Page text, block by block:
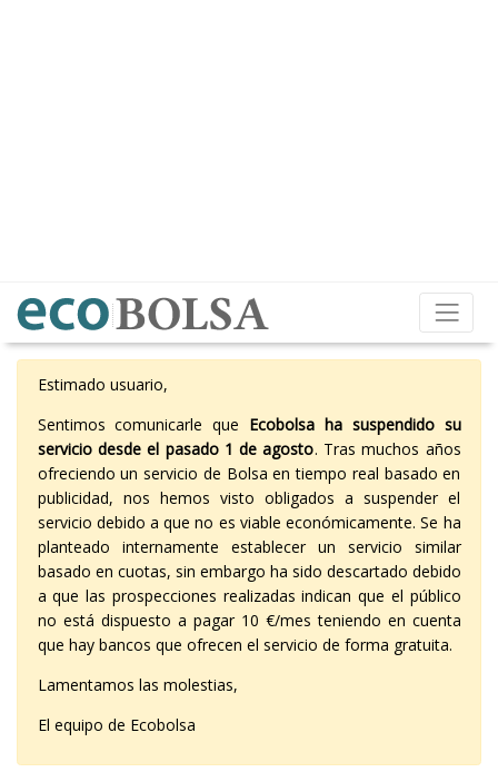
Estimado usuario,
Sentimos comunicarle que Ecobolsa ha suspendido su
servicio desde el pasado 1 de agosto. Tras muchos años
ofreciendo un servicio de Bolsa en tiempo real basado en
publicidad, nos hemos visto obligados a suspender el
servicio debido a que no es viable económicamente. Se ha
planteado internamente establecer un servicio similar
basado en cuotas, sin embargo ha sido descartado debido
a que las prospecciones realizadas indican que el público
no está dispuesto a pagar 10 €/mes teniendo en cuenta
que hay bancos que ofrecen el servicio de forma gratuita.
Lamentamos las molestias,
El equipo de Ecobolsa